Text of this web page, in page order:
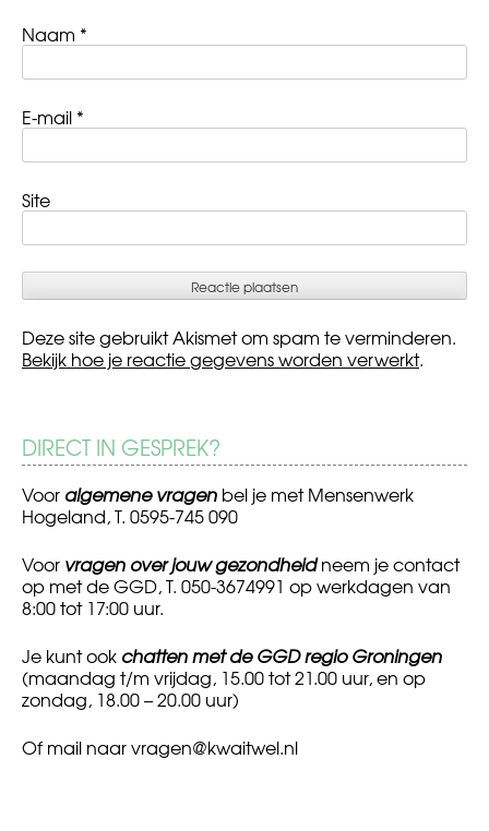
Naam *
E-mail *
Site
Deze site gebruikt Akismet om spam te verminderen.
Bekijk hoe je reactie gegevens worden verwerkt.
DIRECT IN GESPREK?
Voor algemene vragen bel je met Mensenwerk
Hogeland, T. 0595-745 090
Voor vragen over jouw gezondheidneem je contact
op met de GGD, T. 050-3674991 op werkdagen van
8:00 tot 17:00 uur.
Je kunt ook chatten met de GGD regio Groningen
(maandag t/m vrijdag, 15.00 tot 21.00 uur, en op
zondag, 18.00 – 20.00 uur)
Of mail naarvragen@kwaitwel.nl